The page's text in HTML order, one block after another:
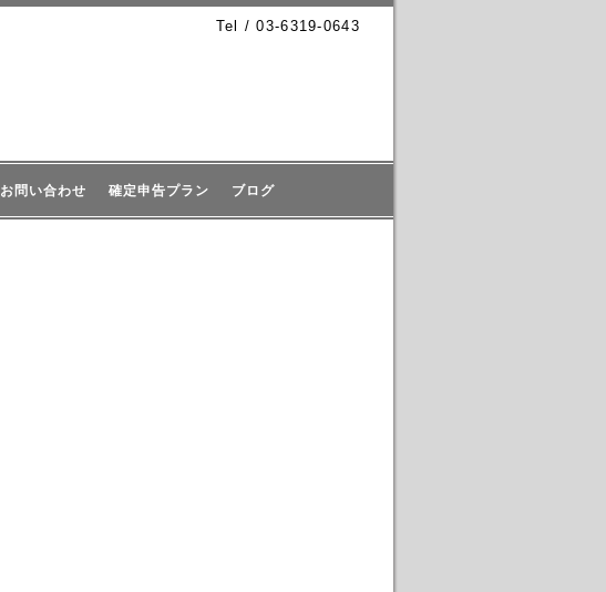
Tel / 03-6319-0643
お問い合わせ 確定申告プラン ブログ